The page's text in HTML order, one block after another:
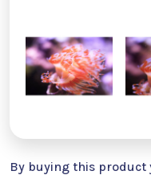
By buying this product